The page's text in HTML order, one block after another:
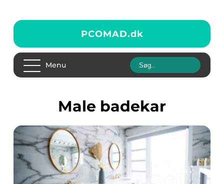
PCOMAD.dk
Menu
Male badekar